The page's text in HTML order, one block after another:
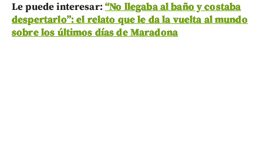
Le puede interesar: “No llegaba al baño y costaba
despertarlo”: el relato que le da la vuelta al mundo
sobre los últimos días de Maradona